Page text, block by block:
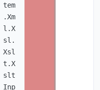
tem
.Xm
l.X
sl.
Xsl
t.X
slt
Inp